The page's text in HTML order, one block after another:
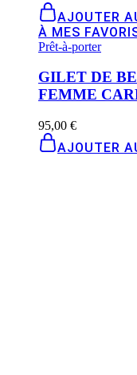
AJOUTER
À MES
Prêt-à-porter
GILET DE
FEMME
95,00 €
AJOUTER